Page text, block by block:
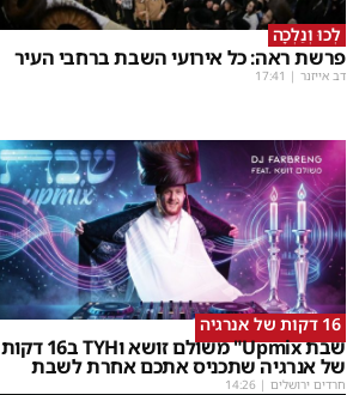
לְכוּ וְנֵלְכָה
פרשת ראה: כל אירועי השבת ברחבי העיר
דב אייזנר |
17:41
16 דקות של אנרגיה
שבת Upmix" משולם זושא וTYH ב16 דקות
של אנרגיה שתכניס אתכם אחרת לשבת
חרדים ירושלים |
14:26